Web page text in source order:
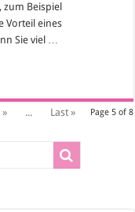
Beispiel
Vorteil eines
Sie viel …
Page 5 of 8
» ... Last »